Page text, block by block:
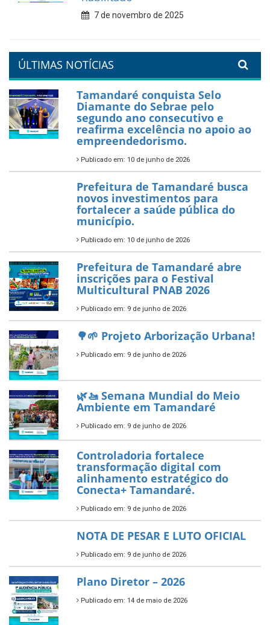
7 de fevereiro de 2026
orla da cidade.
PartiuENEM — Prefeitura
garante transporte gratuito
para os estudantes
7 de novembro de 2025
Política Nacional Aldir Blanc
— Tamandaré tem Plano de
Aplicação de Recursos (PAR)
habilitado
7 de novembro de 2025
ÚLTIMAS NOTÍCIAS
Tamandaré conquista Selo
Diamante do Sebrae pelo
segundo ano consecutivo e
reafirma excelência no apoio ao
empreendedorismo.
Publicado em: 10 de junho de 2026
novos investimentos para
fortalecer a saúde pública do
município.
Publicado em: 10 de junho de 2026
Prefeitura de Tamandaré abre
inscrições para o Festival
Multicultural PNAB 2026
Publicado em: 9 de junho de 2026
🌳🌱 Projeto Arborização Urbana!
Publicado em: 9 de junho de 2026
🌿🚤 Semana Mundial do Meio
Ambiente em Tamandaré